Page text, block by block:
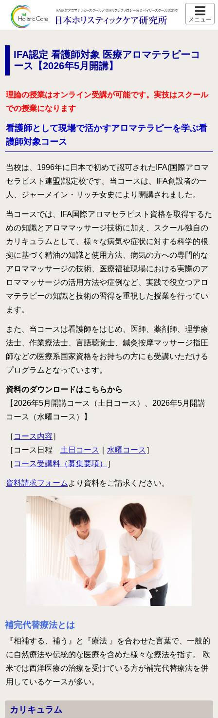
IFA認定 看護師対象 医療アロマテラピーコ
ース【2026年5月開講】
理論の授業はオンライン受講が可能です。実技はスクール
での授業になります
看護師として現場で活かすアロマテラピーを学ぶ看
護師対象コース
当校は、1996年に日本で初めて認可されたIFA(国際アロマ
セラピスト連盟)認定校です。当コースは、IFA創設者の一
人、ジャーメイン・リッチ女史により開講されました。
当コースでは、IFA国際アロマセラピスト資格を取得するた
めの知識とアロママッサージ技術に加え、スクール独自の
カリキュラムとして、様々な病気や症状に対する科学的根
拠に基づく精油の知識と使用方法、病気の方への専門的な
アロママッサージの技術、医療福祉現場における実際のア
ロママッサージの活用方法や症例など、実践で役立つアロ
マテラピーの知識と技術の習得を重視した授業を行ってい
ます。
また、当コースは看護師をはじめ、医師、薬剤師、理学療
法士、作業療法士、言語聴覚士、鍼灸按摩マッサージ指圧
師などの医療系国家資格をお持ちの方にも受講いただける
プログラムとなっています。
資料のダウンロードはこちらから
【2026年5月開講コース（土日コース）、2026年5月開講
コース（水曜コース）
】
［ コース内容］
［コース日程 土日コース 水曜コース ］
［ コース受講料（募集要項） ］
資料請求フォーム より資料をご請求ください。
補完代替療法とは
『相補する、補う』と『療法 』を合わせた言葉で、一般的
に自然療法や伝統的な医療を含めた様々な療法を指す。 欧
米では西洋医療の治療を受けている方が補完代替療法を併
用しているケースが多い。
カリキュラム
スクール紹介
当校の特長
アクセス
講師プロフィール
スクール通信
コース紹介
IFA認定 メディカルアロマテラピーコース【2026年5月開
講】
IFA認定 看護師対象 医療アロマテラピーコース【2026年5
月開講】
様々な障害の方にアロマとタッチを用いるケアラー養成コ
クリニカル・リフレクソロジーコースご案内
スウェディッシュマッサージコース
アロマ・ストレスケアコース（オンライン）
ミノウ・デ・メイのアロマ通信教育
メディカルアロマとは
補完代替療法とは
卒業生の活動
医療福祉現場のアロマ
卒業生の医療福祉への導入例
病院のアロマ施術日誌
よくあるご質問